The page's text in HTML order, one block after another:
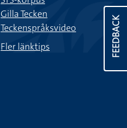
FEEDBACK
Gilla Tecken
Teckenspråksvideo
Fler länktips